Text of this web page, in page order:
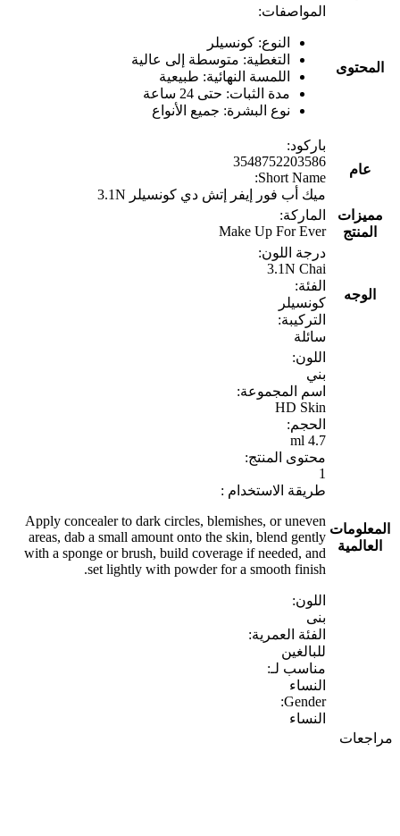
المحتوى
المواصفات:
النوع: كونسيلر
التغطية: متوسطة إلى عالية
اللمسة النهائية: طبيعية
مدة الثبات: حتى 24 ساعة
نوع البشرة: جميع الأنواع
عام
باركود:
3548752203586
Short Name:
ميك أب فور إيفر إتش دي كونسيلر 3.1N
مميزات
المنتج
الماركة:
Make Up For Ever
الوجه
درجة اللون:
3.1N Chai
الفئة:
كونسيلر
التركيبة:
سائلة
المعلومات
العالمية
اللون:
بني
اسم المجموعة:
HD Skin
الحجم:
4.7 ml
محتوى المنتج:
1
طريقة الاستخدام :
Apply concealer to dark circles, blemishes, or uneven
areas, dab a small amount onto the skin, blend gently
with a sponge or brush, build coverage if needed, and
set lightly with powder for a smooth finish.
اللون:
بنى
الفئة العمرية:
للبالغين
مناسب لـ:
النساء
Gender:
النساء
مراجعات